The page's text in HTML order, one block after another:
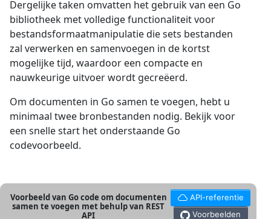
Dergelijke taken omvatten het gebruik van een Go
bibliotheek met volledige functionaliteit voor
bestandsformaatmanipulatie die sets bestanden
zal verwerken en samenvoegen in de kortst
mogelijke tijd, waardoor een compacte en
nauwkeurige uitvoer wordt gecreëerd.
Om documenten in Go samen te voegen, hebt u
minimaal twee bronbestanden nodig. Bekijk voor
een snelle start het onderstaande Go
codevoorbeeld.
Voorbeeld van Go code om documenten
samen te voegen met behulp van REST
API
API-referentie
Voorbeelden